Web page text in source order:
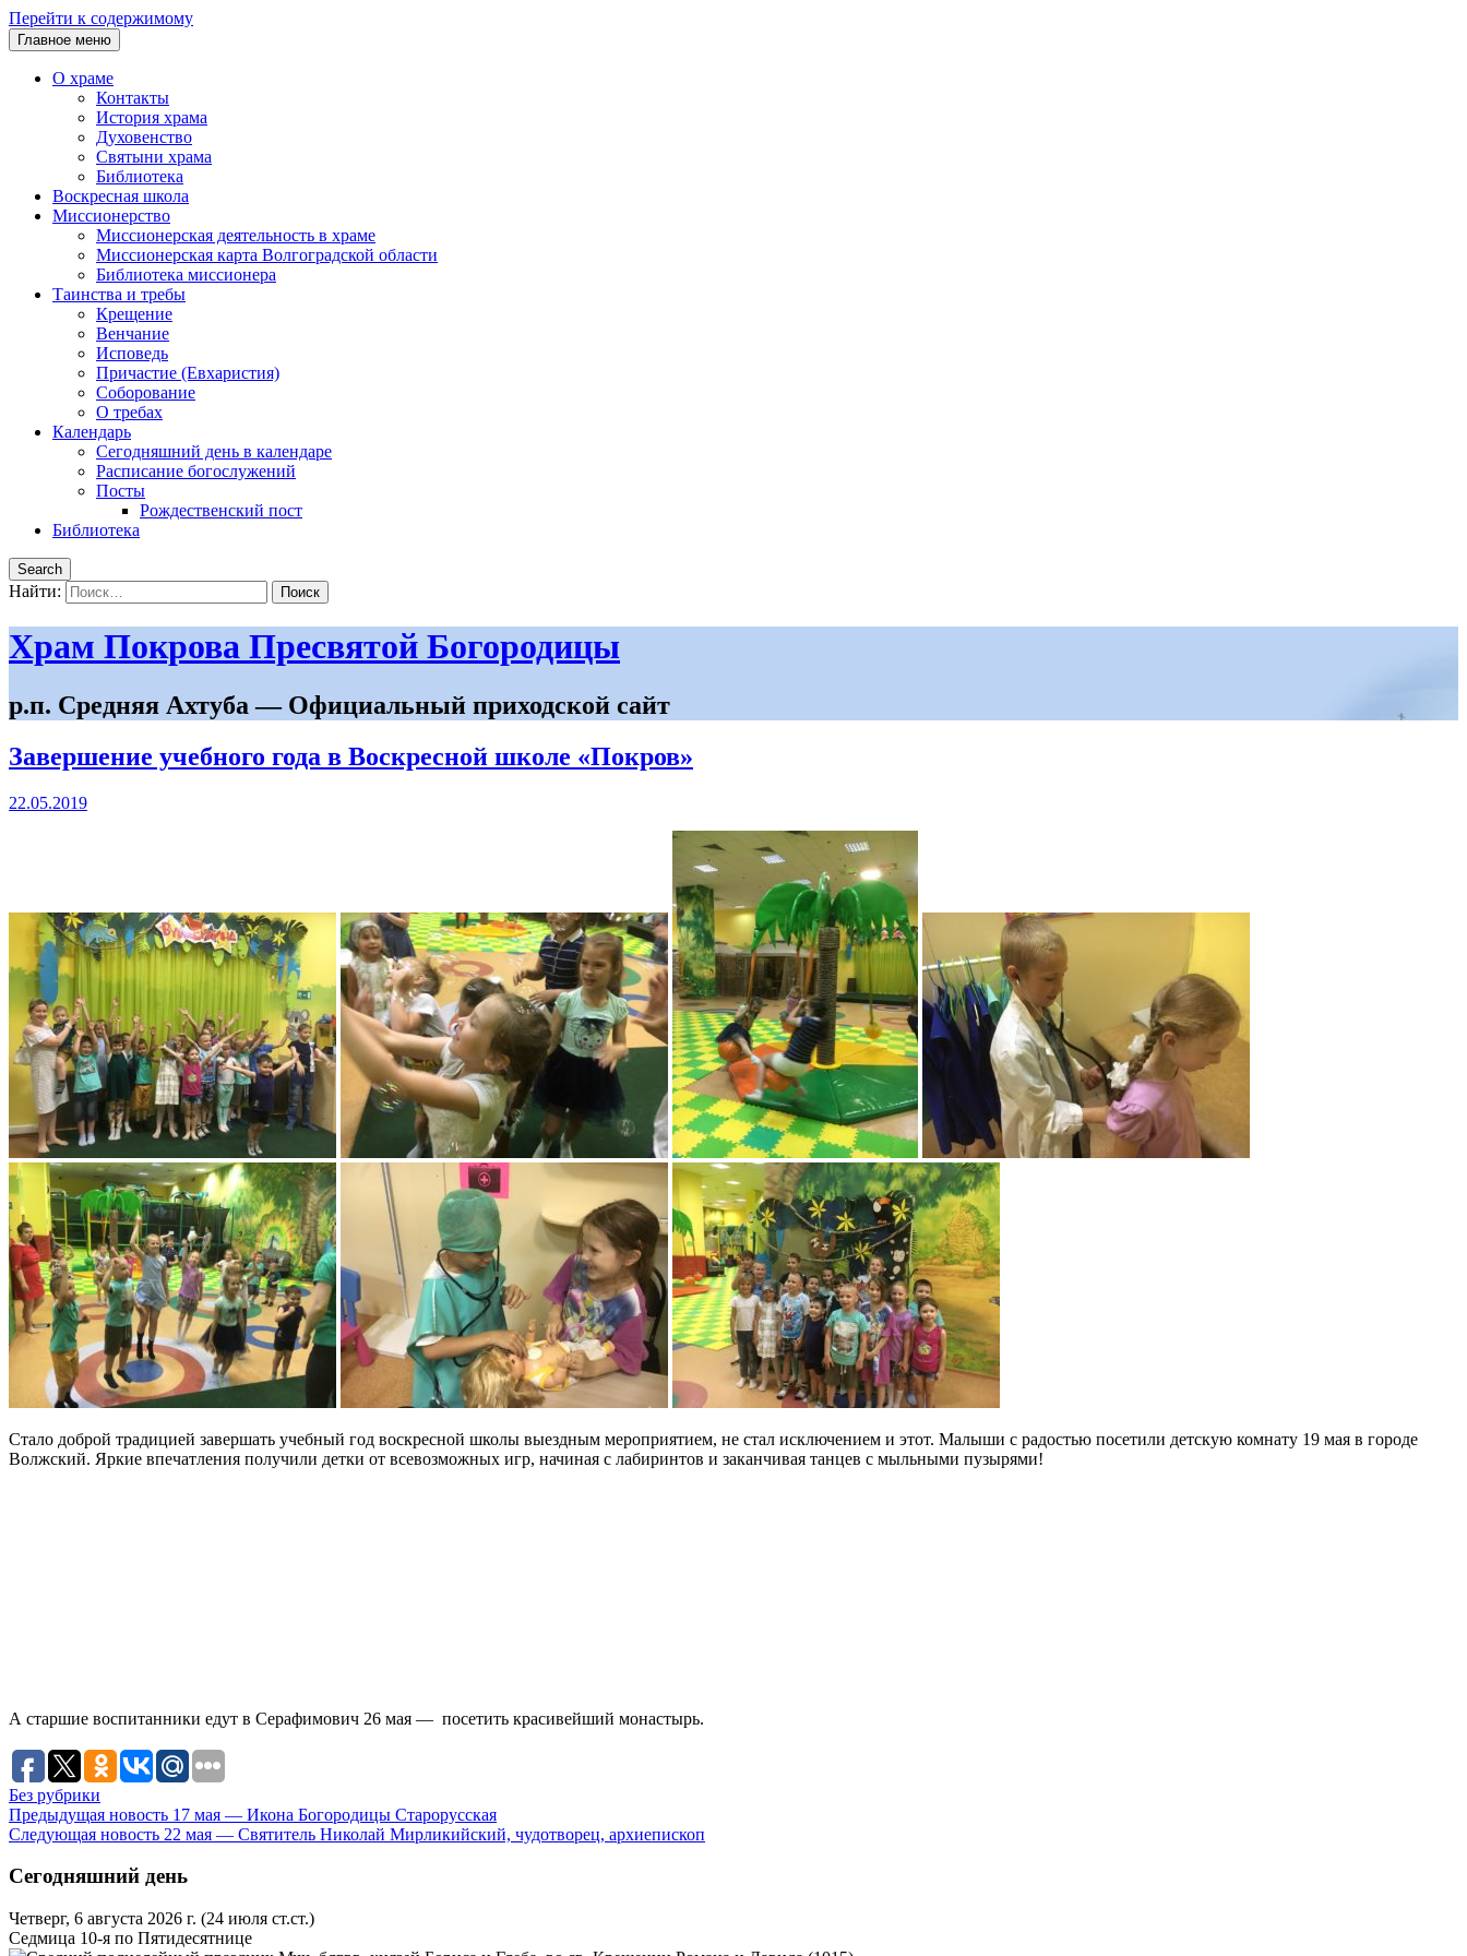
Перейти к содержимому
Главное меню
О храме
Контакты
История храма
Духовенство
Святыни храма
Библиотека
Воскресная школа
Миссионерство
Миссионерская деятельность в храме
Миссионерская карта Волгоградской области
Библиотека миссионера
Таинства и требы
Крещение
Венчание
Исповедь
Причастие (Евхаристия)
Соборование
О требах
Календарь
Сегодняшний день в календаре
Расписание богослужений
Посты
Рождественский пост
Библиотека
Search
Найти:
Храм Покрова Пресвятой Богородицы
р.п. Средняя Ахтуба — Официальный приходской сайт
Завершение учебного года в Воскресной школе «Покров»
22.05.2019
Стало доброй традицией завершать учебный год воскресной школы выездным мероприятием, не стал исключением и этот. Малыши с радостью посетили детскую комнату 19 мая в городе
Волжский. Яркие впечатления получили детки от всевозможных игр, начиная с лабиринтов и заканчивая танцев с мыльными пузырями!
А старшие воспитанники едут в Серафимович 26 мая — посетить красивейший монастырь.
Без рубрики
Предыдущая новость 17 мая — Икона Богородицы Старорусская
Следующая новость 22 мая — Святитель Николай Мирликийский, чудотворец, архиепископ
Сегодняшний день
Четверг, 6 августа 2026 г. (24 июля ст.ст.)
Седмица 10-я по Пятидесятнице